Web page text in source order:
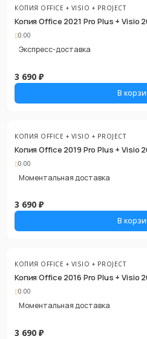
КОПИЯ OFFICE + VISIO + PROJECT
Копия Office 2021 Pro Plus + Visio
0.00
Экспресс-доставка
3 690 ₽
В
КОПИЯ OFFICE + VISIO + PROJECT
Копия Office 2019 Pro Plus + Visio
0.00
Моментальная доставка
3 690 ₽
В
КОПИЯ OFFICE + VISIO + PROJECT
Копия Office 2016 Pro Plus + Visio
0.00
Моментальная доставка
3 690 ₽